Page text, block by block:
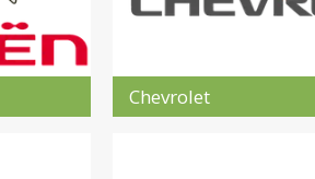
Chevrolet